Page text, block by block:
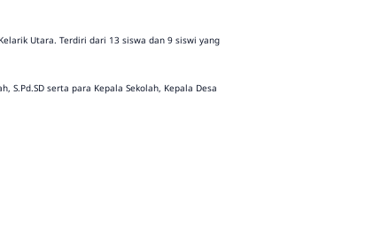
Utara. Terdiri dari 13 siswa dan 9 siswi yang
S.Pd.SD serta para Kepala Sekolah, Kepala Desa